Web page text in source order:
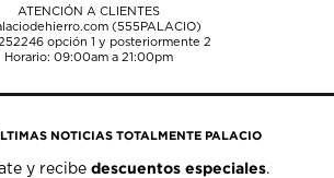
ATENCIÓN A CLIENTES
(555PALACIO)
opción 1 y posteriormente 2
Horario: 09:00am a 21:00pm
NOTICIAS TOTALMENTE PALACIO
y recibedescuentos especiales.